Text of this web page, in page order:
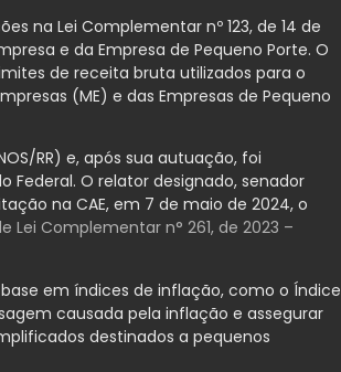
na Lei Complementar nº 123, de 14 de
e da Empresa de Pequeno Porte. O
de receita bruta utilizados para o
(ME) e das Empresas de Pequeno
RR) e, após sua autuação, foi
Federal. O relator designado, senador
na CAE, em 7 de maio de 2024, o
Lei Complementar n° 261, de 2023 –
em índices de inflação, como o Índice
causada pela inflação e assegurar
destinados a pequenos